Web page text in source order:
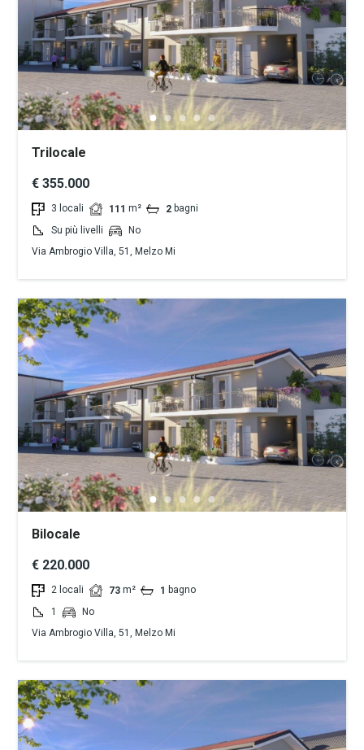
Trilocale
€ 355.000
3 locali 111 m² 2 bagni
Su più livelli
No
Via Ambrogio Villa, 51, Melzo Mi
Bilocale
€ 220.000
2 locali 73m² 1 bagno
1
No
Via Ambrogio Villa, 51, Melzo Mi